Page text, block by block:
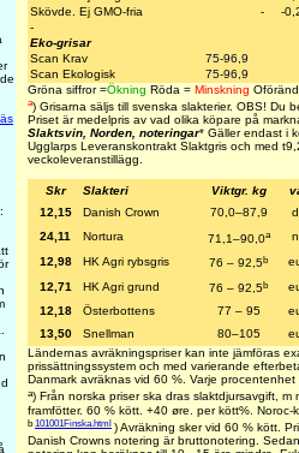
Skövde. Ej GMO-fria
-
-
-
Eko-grisar
Scan Krav
75-96,9
Scan Ekologisk
75-96,9
Gröna siffror =Ökning Röda = Minskning
a) Grisarna säljs till svenska slakterier. OBS! Du
Priset är medelpris av vad olika köpare på
Slaktsvin, Norden, noteringar* Gäller endast i
Ugglarps Leveranskontrakt Slaktgris och med t
veckoleveranstillägg.
Skr Slakteri Viktgr. kg
12,15
Danish Crown 70,0–87,9
24,11
Nortura 71,1–90,0a
12,98
HK Agri rybsgris 76 – 92,5b
12,71
HK Agri grund 76 – 92,5b
12,18
Österbottens 77 – 95
13,50
Snellman 80–105
Ländernas avräkningspriser kan inte jämföras
prissättningssystem och med varierande
Danmark avräknas vid 60 %. Varje
a) Från norska priser ska dras slaktdjursavgift,
framfötter. 60 % kött. +40 øre. per kött%. Noroc-
b 101001Finska.html ) Avräkning sker vid 60 % kött.
Danish Crowns notering är bruttonotering.